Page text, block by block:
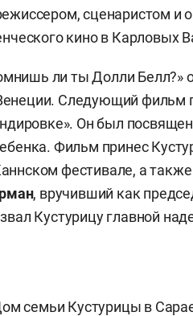
сценаристом и
кино в Карловых
ли ты Долли Белл?»
Венеции. Следующий фильм
Он был
Фильм принес
фестивале, а
, вручивший как
Кустурицу главной
семьи Кустурицы в